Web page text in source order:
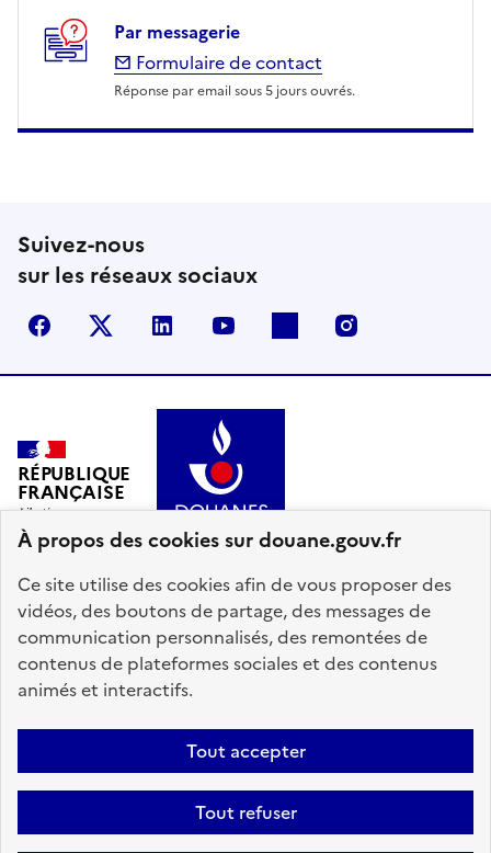
À propos des cookies sur douane.gouv.fr
Ce site utilise des cookies afin de vous proposer des
vidéos, des boutons de partage, des messages de
communication personnalisés, des remontées de
contenus de plateformes sociales et des contenus
animés et interactifs.
Tout accepter
Tout refuser
Par messagerie
Formulaire de contact
Réponse par email sous 5 jours ouvrés.
Suivez-nous
sur les réseaux sociaux
FacebookX (anciennement Twitter)
LinkedIn Flickr
RÉPUBLIQUE
FRANÇAISE
info.gouv.fr
service-public.gouv.fr
legifrance.gouv.fr
Accessibilité : partiellement conforme
Données personnelles
Gestion des cookies